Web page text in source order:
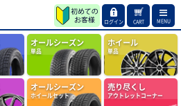
ログイン CART MENU
オールシーズン
単品
ホイール
単品
オールシーズン
ホイールセット
売り尽くし
アウトレットコーナー